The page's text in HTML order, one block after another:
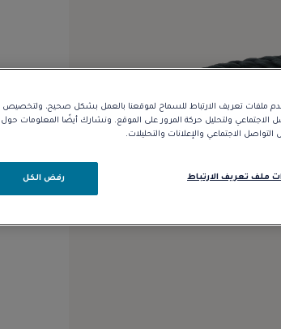
ملفات تعريف الارتباط للسماح لموقعنا بالعمل بشكل صحيح، ولتخصيص
الاجتماعي ولتحليل حركة المرور على الموقع. ونشارك أيضًا المعلومات
التواصل الاجتماعي والإعلانات والتحليلات.
ملف تعريف الارتباط رفض الكل